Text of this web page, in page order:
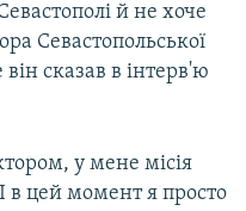
й не хоче
Севастопольської
сказав в інтерв'ю
у мене місія
в цей момент я просто